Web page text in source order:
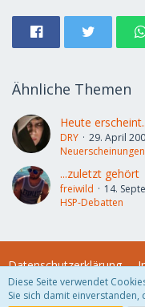
Ähnliche Themen
Heute
DRY
29. April
Neuerscheinungen
...zuletzt gehört
freiwild
14.
HSP-Debatten
Datenschutzerklärung
Diese Seite verwendet
Sie sich damit einverstanden,